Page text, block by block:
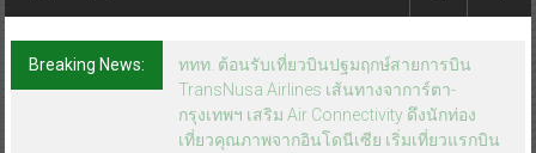
Breaking News:
ททท. ต้อนรับเที่ยวบินปฐมฤกษ์สายการบิน
TransNusa Airlines เส้นทางจาการ์ตา-
กรุงเทพฯ เสริม Air Connectivity ดึงนักท่อง
เที่ยวคุณภาพจากอินโดนีเซีย เริ่มเที่ยวแรกบิน